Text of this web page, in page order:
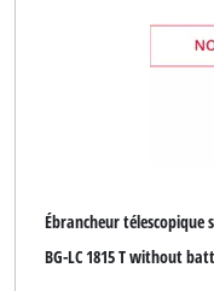
Ébrancheur télescopique
BG-LC 1815 T without